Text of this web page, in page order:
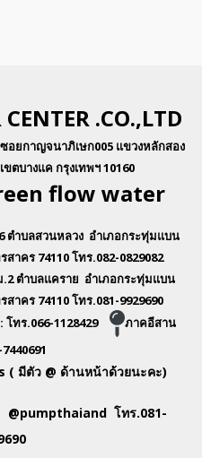
CENTER .CO.,LTD
อยกาญจนาภิเษก005 แขวงหลักสอง
เขตบางแค กรุงเทพฯ 10160
flow water
ตำบลสวนหลวง อำเภอกระทุ่มแบน
าคร 74110 โทร.082-0829082
.2 ตำบลแคราย อำเภอกระทุ่มแบน
าคร 74110 โทร.081-9929690
โทร.066-1128429
ภาคอีสาน
( มีตัว @ ด้านหน้าด้วยนะคะ)
โทร.081-